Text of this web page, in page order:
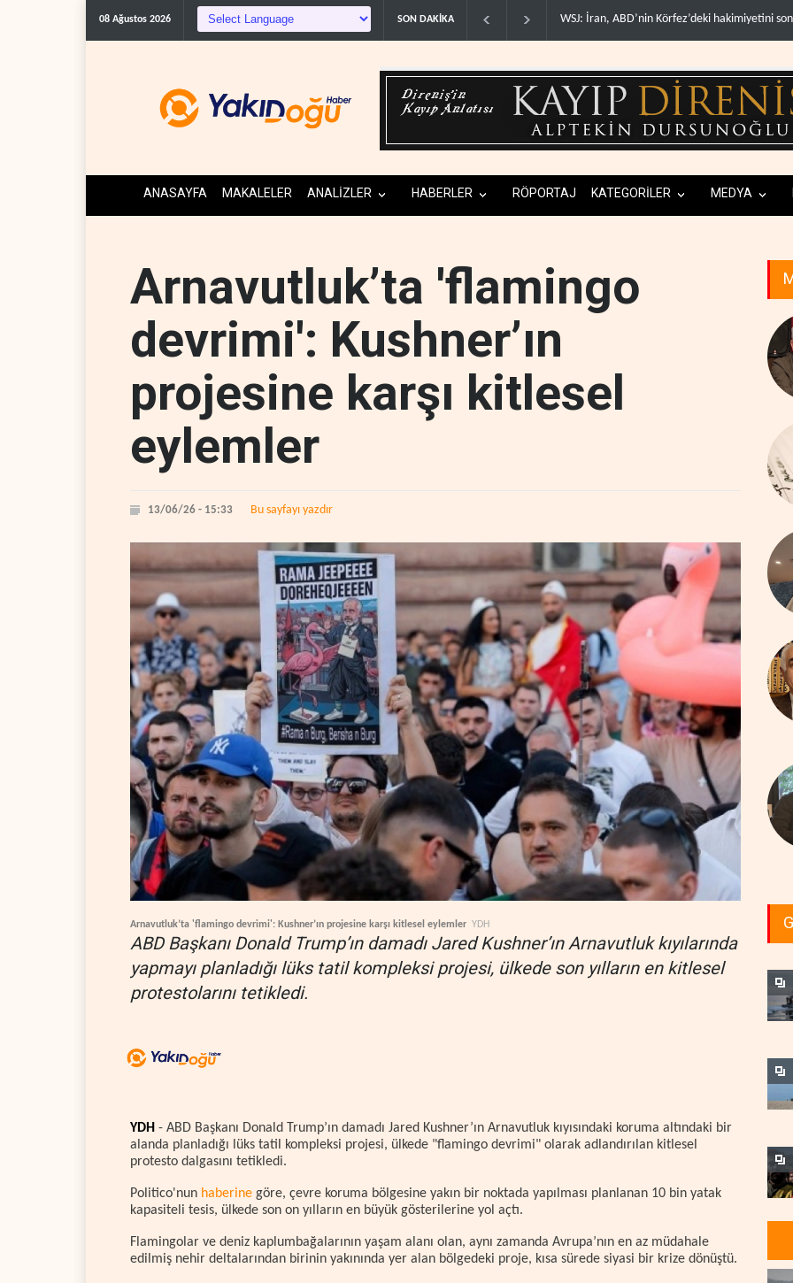
08 Ağustos 2026 SON DAKİKA
WSJ: İran, ABD’nin Körfez’deki hakimiyetini sona erdir.. İran: ABD’nin kara saldırısı
ANASAYFA MAKALELER ANALİZLER HABERLER RÖPORTAJ KATEGORİLER MEDYA
Arnavutluk’ta 'flamingo
devrimi': Kushner’ın
projesine karşı kitlesel
eylemler
13/06/26 - 15:33 Bu sayfayı yazdır
Arnavutluk’ta 'flamingo devrimi': Kushner’ın projesine karşı kitlesel eylemler YDH
ABD Başkanı Donald Trump’ın damadı Jared Kushner’ın Arnavutluk kıyılarında
yapmayı planladığı lüks tatil kompleksi projesi, ülkede son yılların en kitlesel
protestolarını tetikledi.
YDH - ABD Başkanı Donald Trump’ın damadı Jared Kushner’ın Arnavutluk kıyısındaki koruma altındaki bir
alanda planladığı lüks tatil kompleksi projesi, ülkede "flamingo devrimi" olarak adlandırılan kitlesel
protesto dalgasını tetikledi.
Politico'nun haberine göre, çevre koruma bölgesine yakın bir noktada yapılması planlanan 10 bin yatak
kapasiteli tesis, ülkede son on yılların en büyük gösterilerine yol açtı.
Flamingolar ve deniz kaplumbağalarının yaşam alanı olan, aynı zamanda Avrupa’nın en az müdahale
edilmiş nehir deltalarından birinin yakınında yer alan bölgedeki proje, kısa sürede siyasi bir krize dönüştü.